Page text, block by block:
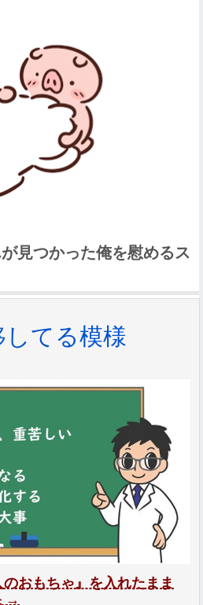
見つかった俺を慰めるス
てる模様
のおもちゃ』を入れたまま
→